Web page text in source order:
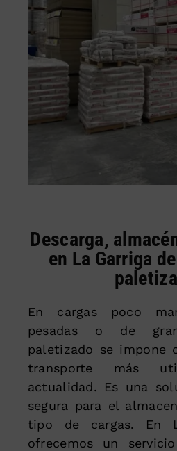
Descarga,
en La Garriga
En cargas poco
pesadas o de
paletizado se impone
transporte más
actualidad. Es una
segura para el
tipo de cargas. En
ofrecemos un